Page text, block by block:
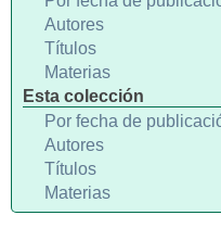
Autores
Títulos
Materias
Esta colección
Por fecha de
Autores
Títulos
Materias